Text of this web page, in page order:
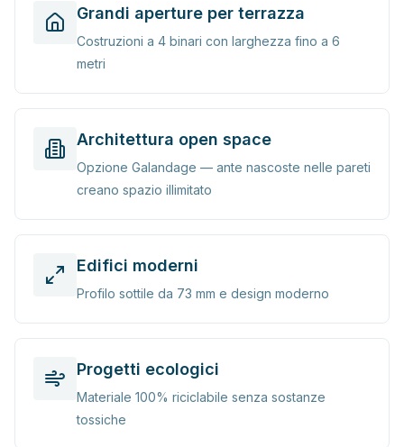
Grandi aperture per terrazza
Costruzioni a 4 binari con larghezza fino a 6
metri
Architettura open space
Opzione Galandage — ante nascoste nelle pareti
creano spazio illimitato
Edifici moderni
Profilo sottile da 73 mm e design moderno
Progetti ecologici
Materiale 100% riciclabile senza sostanze
tossiche